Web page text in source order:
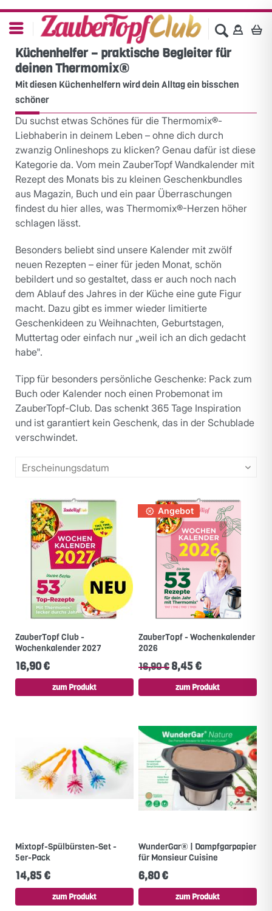
Küchenhelfer – praktische Begleiter für
deinen Thermomix®
Mit diesen Küchenhelfern wird dein Alltag ein bisschen
schöner
Du suchst etwas Schönes für die Thermomix®-
Liebhaberin in deinem Leben – ohne dich durch
zwanzig Onlineshops zu klicken? Genau dafür ist diese
Kategorie da. Vom mein ZauberTopf Wandkalender mit
Rezept des Monats bis zu kleinen Geschenkbundles
aus Magazin, Buch und ein paar Überraschungen
findest du hier alles, was Thermomix®-Herzen höher
schlagen lässt.
Besonders beliebt sind unsere Kalender mit zwölf
neuen Rezepten – einer für jeden Monat, schön
bebildert und so gestaltet, dass er auch noch nach
dem Ablauf des Jahres in der Küche eine gute Figur
macht. Dazu gibt es immer wieder limitierte
Geschenkideen zu Weihnachten, Geburtstagen,
Muttertag oder einfach nur „weil ich an dich gedacht
habe".
Tipp für besonders persönliche Geschenke: Pack zum
Buch oder Kalender noch einen Probemonat im
ZauberTopf-Club. Das schenkt 365 Tage Inspiration
und ist garantiert kein Geschenk, das in der Schublade
verschwindet.
ZauberTopf Club -
Wochenkalender 2027
16,90 €
zum Produkt
Angebot
ZauberTopf - Wochenkalender
2026
16,90 €8,45 €
zum Produkt
Mixtopf-Spülbürsten-Set -
5er-Pack
14,85 €
zum Produkt
WunderGar® | Dampfgarpapier
für Monsieur Cuisine
6,80 €
zum Produkt